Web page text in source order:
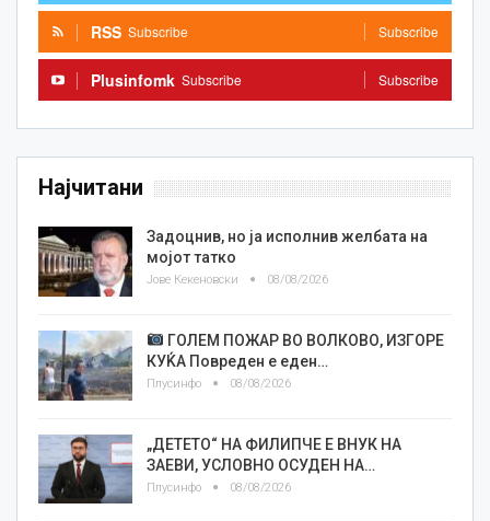
RSS Subscribe Subscribe
Plusinfomk Subscribe Subscribe
Најчитани
Задоцнив, но ја исполнив желбата на
мојот татко
Јове Кекеновски 08/08/2026
ГОЛЕМ ПОЖАР ВО ВОЛКОВО, ИЗГОРЕ
КУЌА Повреден е еден…
Плусинфо 08/08/2026
„ДЕТЕТО“ НА ФИЛИПЧЕ Е ВНУК НА
ЗАЕВИ, УСЛОВНО ОСУДЕН НА…
Плусинфо 08/08/2026